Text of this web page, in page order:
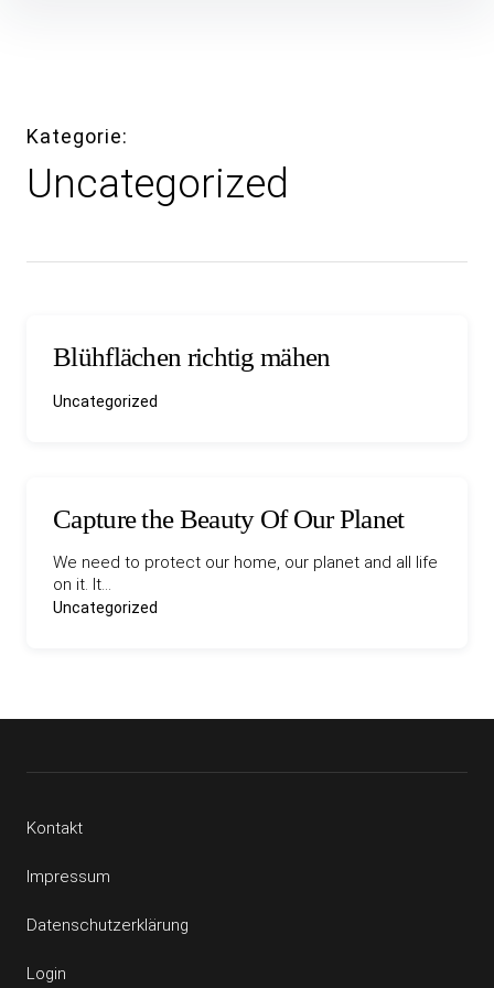
Kategorie
Uncategorized
Blühflächen richtig mähen
Uncategorized
Capture the Beauty Of Our Planet
We need to protect our home, our planet and all life
on it. It…
Uncategorized
Kontakt
Impressum
Datenschutzerklärung
Login